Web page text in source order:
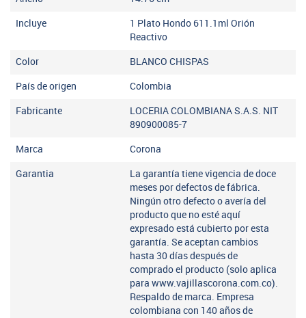
Incluye
1 Plato Hondo 611.1ml Orión
Reactivo
Color BLANCO CHISPAS
País de origen Colombia
Fabricante
LOCERIA COLOMBIANA S.A.S. NIT
890900085-7
Marca Corona
Garantia
La garantía tiene vigencia de doce
meses por defectos de fábrica.
Ningún otro defecto o avería del
producto que no esté aquí
expresado está cubierto por esta
garantía. Se aceptan cambios
hasta 30 días después de
comprado el producto (solo aplica
para www.vajillascorona.com.co).
Respaldo de marca. Empresa
colombiana con 140 años de